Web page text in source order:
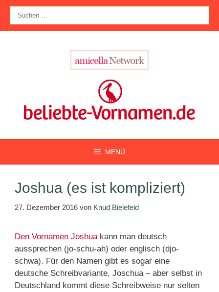
Zum
Inhalt
springen
nach:
MENÜ
Joshua (es ist kompliziert)
27. Dezember 2016 von Knud Bielefeld
Den Vornamen Joshua kann man deutsch
aussprechen (jo-schu-ah) oder englisch (djo-
schwa). Für den Namen gibt es sogar eine
deutsche Schreibvariante, Joschua – aber selbst in
Deutschland kommt diese Schreibweise nur selten